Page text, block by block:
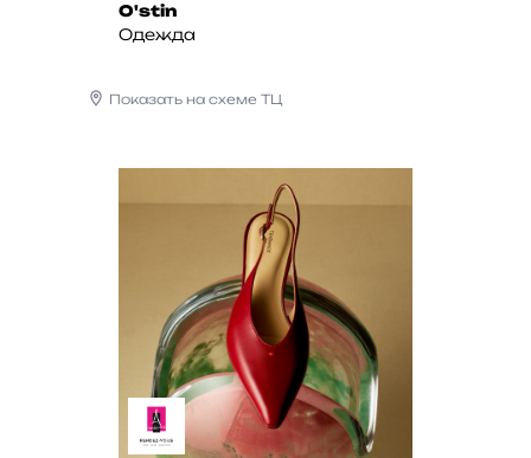
O'stin
Одежда
Показать на схеме ТЦ